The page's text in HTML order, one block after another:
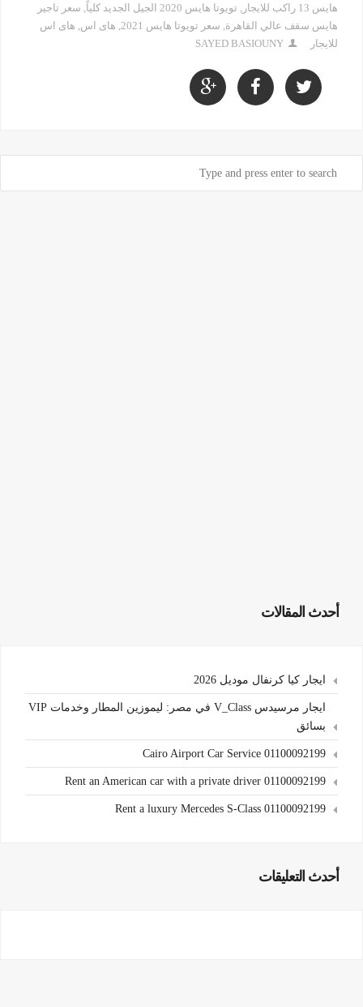
هايس 13 راكب للايجار , تويوتا هايس 2020 الجيل الجديد كلياً , سعر تاجير
هايس سقف عالي القاهرة, سعر تويوتا هايس 2021 , هاى اس, هاى اس
للايجار
SAYED BASIOUNY
أحدث المقالات
ايجار كيا كرنفال موديل 2026
ايجار مرسيدس V_Class في مصر: ليموزين المطار وخدمات VIP
بسائق
Cairo Airport Car Service 01100092199
Rent an American car with a private driver 01100092199
Rent a luxury Mercedes S-Class 01100092199
أحدث التعليقات